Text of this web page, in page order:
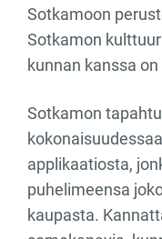
Sotkamoon
Sotkamon
kunnan kanssa
Sotkamon
applikaatiosta,
puhelimeensa
kaupasta.